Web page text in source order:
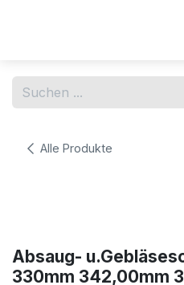
Alle Produkte
Absaug-
330mm 342,00mm